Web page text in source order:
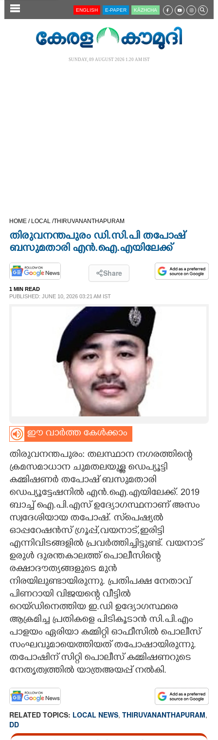
SECTIONS
OPINION
ASTRO
CARTOONS
LITERATURE
ZOOM
CONTACT US
ENGLISH E-PAPER KĀZHCHA
SUNDAY, 09 AUGUST 2026 1.20 AM IST
HOME / LOCAL /THIRUVANANTHAPURAM
തിരുവനന്തപുരം ഡി.സി.പി തപോഷ്
ബസുമതാരി എൻ.ഐ.എയിലേക്ക്
Share
1 MIN READ
PUBLISHED: JUNE 10, 2026 03:21 AM IST
ഈ വാർത്ത കേൾക്കാം
തിരുവനന്തപുരം: തലസ്ഥാന നഗരത്തിന്റെ
ക്രമസമാധാന ചുമതലയുള്ള ഡെപ്യൂട്ടി
കമ്മിഷണർ തപോഷ് ബസുമതാരി
ഡെപ്യൂട്ടേഷനിൽ എൻ.ഐ.എയിലേക്ക്. 2019
ബാച്ച് ഐ.പി.എസ് ഉദ്യോഗസ്ഥനാണ് അസം
സ്വദേശിയായ തപോഷ്. സ്‌പെഷ്യൽ
ഓപ്പറേഷൻസ് ഗ്രൂപ്പ്,വയനാട്,ഇരിട്ടി
എന്നിവിടങ്ങളിൽ പ്രവർത്തിച്ചിട്ടുണ്ട്. വയനാട്
ഉരുൾ ദുരന്തകാലത്ത് പൊലീസിന്റെ
രക്ഷാദൗത്യങ്ങളുടെ മുൻ
നിരയിലുണ്ടായിരുന്നു. പ്രതിപക്ഷ നേതാവ്
പിണറായി വിജയന്റെ വീട്ടിൽ
റെയ്ഡിനെത്തിയ ഇ.ഡി ഉദ്യോഗസ്ഥരെ
ആക്രമിച്ച പ്രതികളെ പിടികൂടാൻ സി.പി.എം
പാളയം ഏരിയാ കമ്മിറ്റി ഓഫീസിൽ പൊലീസ്
സംഘവുമായെത്തിയത് തപോഷായിരുന്നു.
തപോഷിന് സിറ്റി പൊലീസ് കമ്മിഷണറുടെ
നേതൃത്വത്തിൽ യാത്രഅയപ്പ് നൽകി.
RELATED TOPICS: LOCAL NEWS, THIRUVANANTHAPURAM,
DD